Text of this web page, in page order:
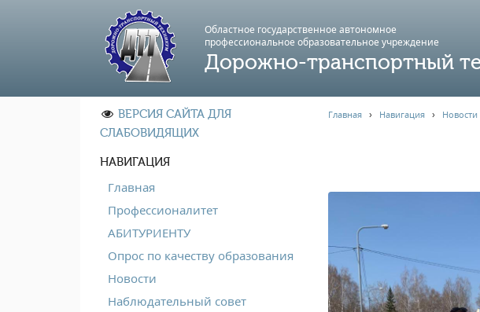
Областное государственное автономное
профессиональноe образовательное учреждение
Дорожно-транспортный
ВЕРСИЯ САЙТА ДЛЯ
СЛАБОВИДЯЩИХ
НАВИГАЦИЯ
Главная
Профессионалитет
АБИТУРИЕНТУ
Опрос по качеству образования
Новости
Наблюдательный совет
Главная› Навигация› Новости